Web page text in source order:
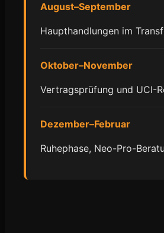
August–September
Haupthandlungen im
Oktober–November
Vertragsprüfung und UCI-
Dezember–Februar
Ruhephase, Neo-Pro-